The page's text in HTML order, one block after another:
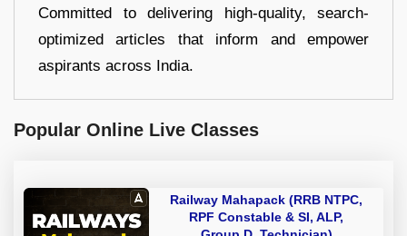
Committed to delivering high-quality, search-
optimized articles that inform and empower
aspirants across India.
Popular Online Live Classes
Railway Mahapack (RRB NTPC,
RPF Constable & SI, ALP,